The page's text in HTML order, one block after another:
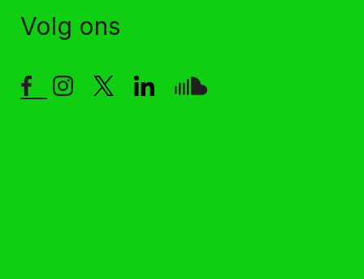
Volg ons